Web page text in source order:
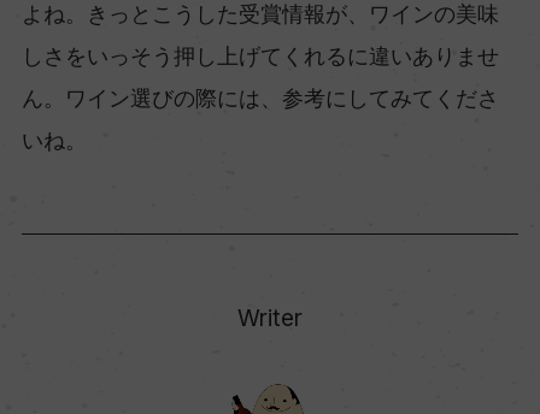
よね。きっとこうした受賞情報が、ワインの美味
しさをいっそう押し上げてくれるに違いありませ
ん。ワイン選びの際には、参考にしてみてくださ
いね。
Writer